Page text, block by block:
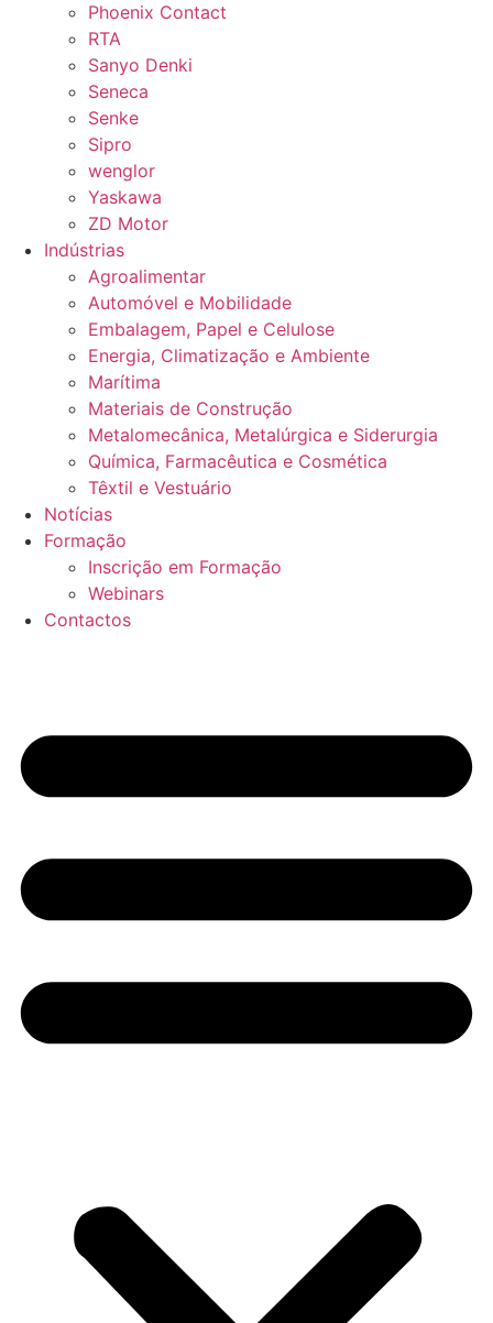
Phoenix Contact
RTA
Sanyo Denki
Seneca
Senke
Sipro
wenglor
Yaskawa
ZD Motor
Indústrias
Agroalimentar
Automóvel e Mobilidade
Embalagem, Papel e Celulose
Energia, Climatização e Ambiente
Marítima
Materiais de Construção
Metalomecânica, Metalúrgica e Siderurgia
Química, Farmacêutica e Cosmética
Têxtil e Vestuário
Notícias
Formação
Inscrição em Formação
Webinars
Contactos